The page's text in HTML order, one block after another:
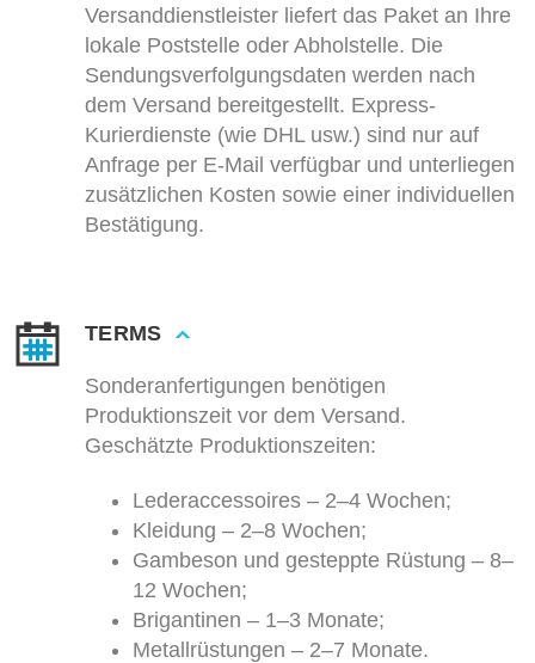
Versanddienstleister liefert das Paket an Ihre
lokale Poststelle oder Abholstelle. Die
Sendungsverfolgungsdaten werden nach
dem Versand bereitgestellt. Express-
Kurierdienste (wie DHL usw.) sind nur auf
Anfrage per E-Mail verfügbar und unterliegen
zusätzlichen Kosten sowie einer individuellen
Bestätigung.
TERMS
Sonderanfertigungen benötigen
Produktionszeit vor dem Versand.
Geschätzte Produktionszeiten:
Lederaccessoires – 2–4 Wochen;
Kleidung – 2–8 Wochen;
Gambeson und gesteppte Rüstung – 8–
12 Wochen;
Brigantinen – 1–3 Monate;
Metallrüstungen – 2–7 Monate.